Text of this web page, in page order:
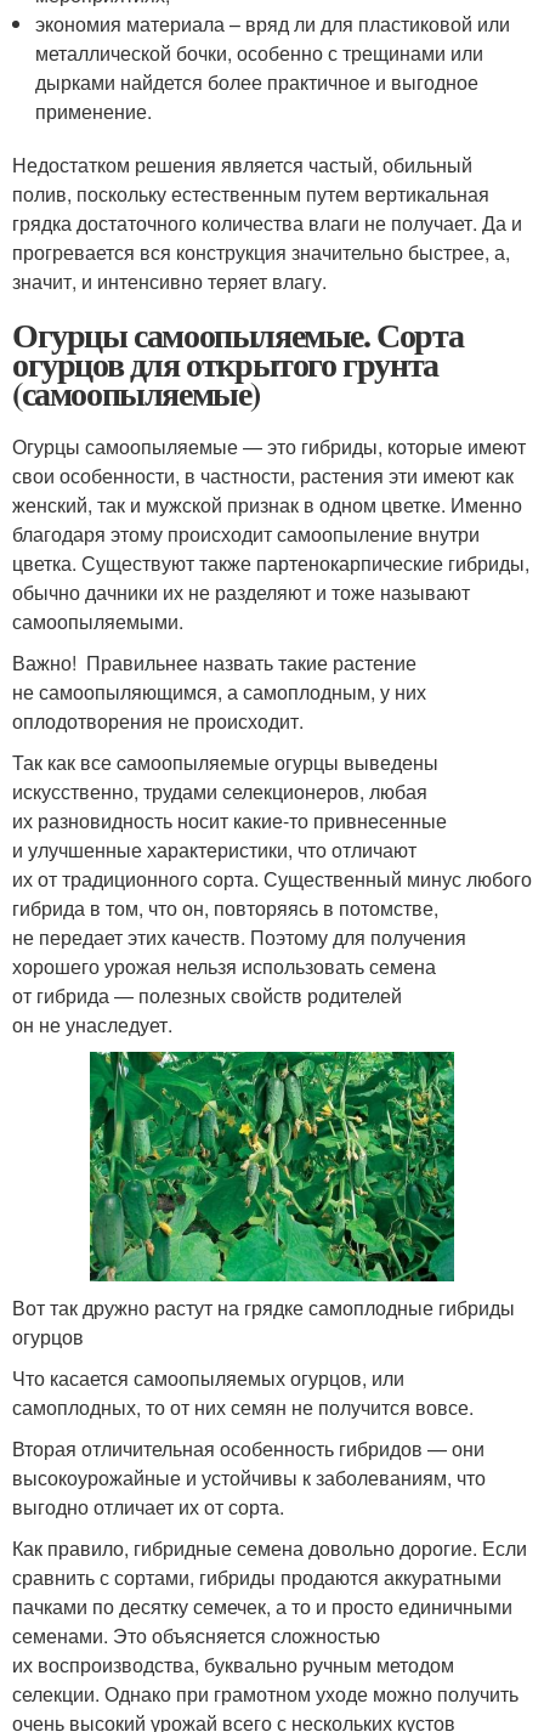
экономия материала – вряд ли для пластиковой или
металлической бочки, особенно с трещинами или
дырками найдется более практичное и выгодное
применение.
Недостатком решения является частый, обильный
полив, поскольку естественным путем вертикальная
грядка достаточного количества влаги не получает. Да и
прогревается вся конструкция значительно быстрее, а,
значит, и интенсивно теряет влагу.
Огурцы самоопыляемые. Сорта
огурцов для открытого грунта
(самоопыляемые)
Огурцы самоопыляемые — это гибриды, которые имеют
свои особенности, в частности, растения эти имеют как
женский, так и мужской признак в одном цветке. Именно
благодаря этому происходит самоопыление внутри
цветка. Существуют также партенокарпические гибриды,
обычно дачники их не разделяют и тоже называют
самоопыляемыми.
Важно! Правильнее назвать такие растение
не самоопыляющимся, а самоплодным, у них
оплодотворения не происходит.
Так как все cамоопыляемые огурцы выведены
искусственно, трудами селекционеров, любая
их разновидность носит какие-то привнесенные
и улучшенные характеристики, что отличают
их от традиционного сорта. Существенный минус любого
гибрида в том, что он, повторяясь в потомстве,
не передает этих качеств. Поэтому для получения
хорошего урожая нельзя использовать семена
от гибрида — полезных свойств родителей
он не унаследует.
Вот так дружно растут на грядке самоплодные гибриды
огурцов
Что касается самоопыляемых огурцов, или
самоплодных, то от них семян не получится вовсе.
Вторая отличительная особенность гибридов — они
высокоурожайные и устойчивы к заболеваниям, что
выгодно отличает их от сорта.
Как правило, гибридные семена довольно дорогие. Если
сравнить с сортами, гибриды продаются аккуратными
пачками по десятку семечек, а то и просто единичными
семенами. Это объясняется сложностью
их воспроизводства, буквально ручным методом
селекции. Однако при грамотном уходе можно получить
очень высокий урожай всего с нескольких кустов